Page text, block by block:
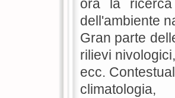
ora la
dell'ambiente
Gran parte
rilievi
ecc.